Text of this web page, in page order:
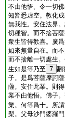
不由他悟。令一切
知皆悉虚空。教化
無我性。安住法界
切種智。而不捨菩
衆生皆得歡喜。廣
如來無量自在。而
而不捨離一切處生
生如是等乃至 7 翻
子。是爲菩薩摩訶
薩。安住此業。則
業不由他悟。佛子
業。何等爲十。所
梨。父母沙門婆羅